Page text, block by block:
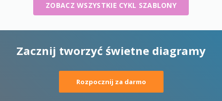
ZOBACZ WSZYSTKIE CYKL SZABLONY
Zacznij tworzyć świetne diagramy
Rozpocznij za darmo